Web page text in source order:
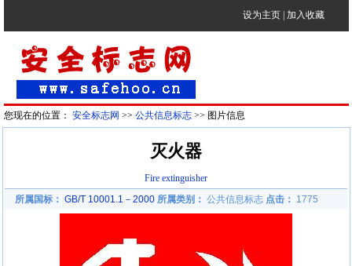
设为主页 加入收藏
您现在的位置： 安全标志网 >> 公共信息标志>> 图片信息
灭火器
Fire extinguisher
所属国标： GB/T 10001.1－2000 所属类别： 公共信息标志 点击： 1775